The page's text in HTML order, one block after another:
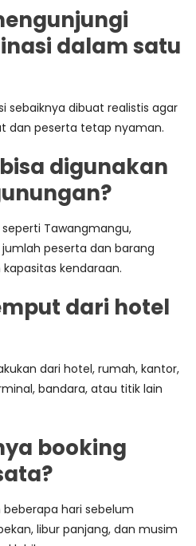
dalam satu
sebaiknya dibuat realistis agar
dan peserta tetap nyaman.
digunakan
Tawangmangu,
peserta dan barang
kendaraan.
dari hotel
dari hotel, rumah, kantor,
bandara, atau titik lain
booking
beberapa hari sebelum
libur panjang, dan musim